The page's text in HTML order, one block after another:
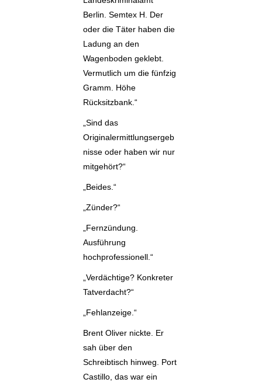
Berlin. Semtex H. Der
oder die Täter haben die
Ladung an den
Wagenboden geklebt.
Vermutlich um die fünfzig
Gramm. Höhe
Rücksitzbank.“
„Sind das
Originalermittlungsergeb
nisse oder haben wir nur
mitgehört?“
„Beides.“
„Zünder?“
„Fernzündung.
Ausführung
hochprofessionell.“
„Verdächtige? Konkreter
Tatverdacht?“
„Fehlanzeige.“
Brent Oliver nickte. Er
sah über den
Schreibtisch hinweg. Port
Castillo, das war ein